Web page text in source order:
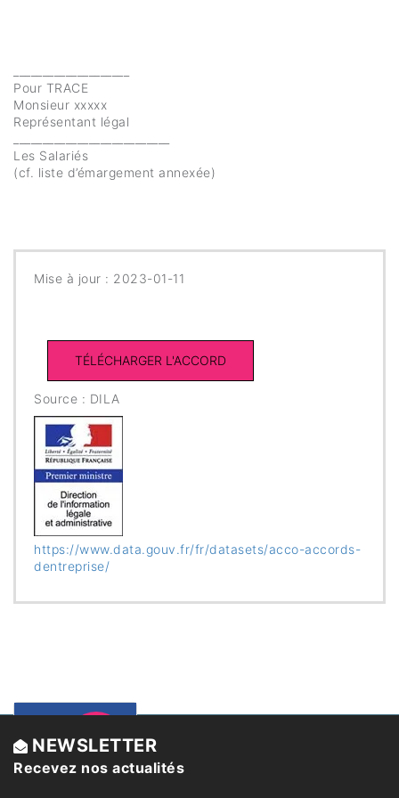
Pour TRACE
Monsieur xxxxx
Représentant légal
Les Salariés
(cf. liste d’émargement annexée)
Mise à jour : 2023-01-11
Source : DILA
https://www.data.gouv.fr/fr/datasets/acco-accords-
dentreprise/
juridique
Un
NEWSLETTER
Recevez nos actualités